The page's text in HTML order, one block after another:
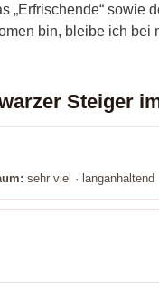
„Erfrischende“
bin, bleibe ich
Steiger
sehr viel · langanhaltend